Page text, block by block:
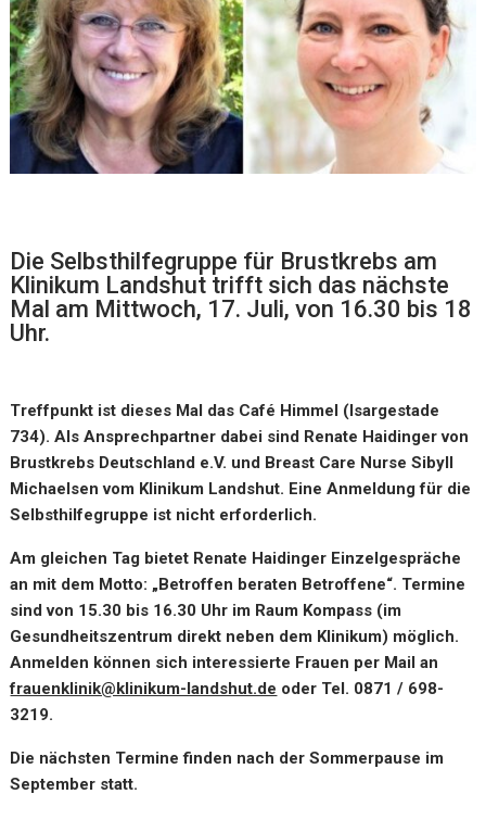
Die Selbsthilfegruppe für Brustkrebs am
Klinikum Landshut trifft sich das nächste
Mal am Mittwoch, 17. Juli, von 16.30 bis 18
Uhr.
Treffpunkt ist dieses Mal das Café Himmel (Isargestade
734). Als Ansprechpartner dabei sind Renate Haidinger von
Brustkrebs Deutschland e.V. und Breast Care Nurse Sibyll
Michaelsen vom Klinikum Landshut. Eine Anmeldung für die
Selbsthilfegruppe ist nicht erforderlich.
Am gleichen Tag bietet Renate Haidinger Einzelgespräche
an mit dem Motto: „Betroffen beraten Betroffene“. Termine
sind von 15.30 bis 16.30 Uhr im Raum Kompass (im
Gesundheitszentrum direkt neben dem Klinikum) möglich.
Anmelden können sich interessierte Frauen per Mail an
frauenklinik@klinikum-landshut.de oder Tel. 0871 / 698-
3219.
Die nächsten Termine finden nach der Sommerpause im
September statt.